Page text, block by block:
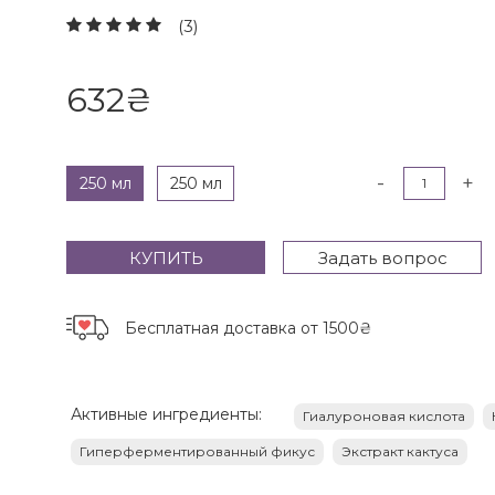
(3)
632₴
250 мл 250 мл - +
КУПИТЬ Задать вопрос
Бесплатная доставка от 1500₴
Активные ингредиенты: Гиалуроновая кислота
Гиперферментированный фикус Экстракт кактуса